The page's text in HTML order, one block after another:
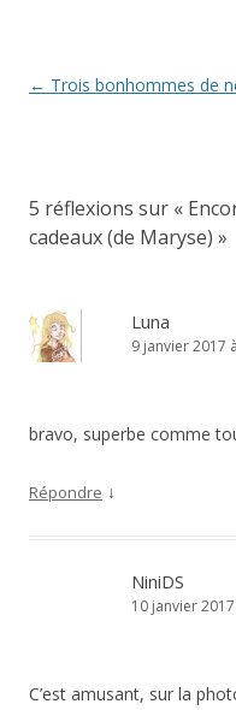
Navigation
← Trois bonhommes de
5 réflexions sur «
cadeaux (de Maryse) »
Luna
9 janvier 2017
bravo, superbe comme
Répondre ↓
NiniDS
10 janvier
C’est amusant, sur la